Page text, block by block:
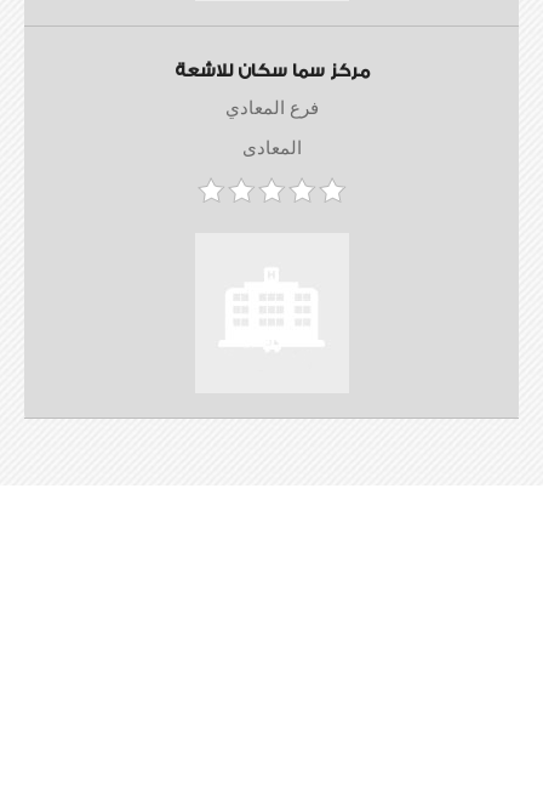
مركز سما سكان للاشعة
فرع المعادي
المعادى